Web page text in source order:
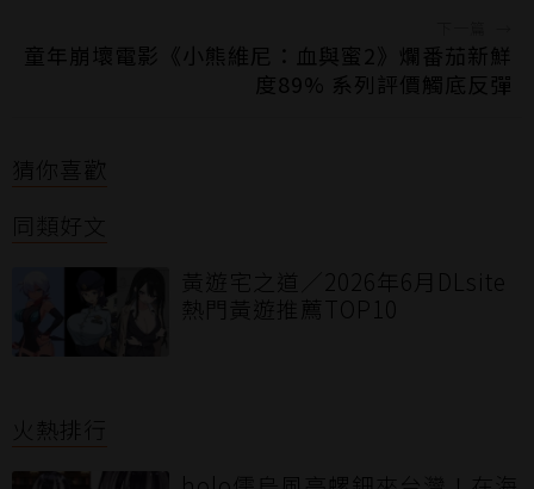
童年崩壞電影《小熊維尼：血與蜜2》爛番茄新鮮
度89% 系列評價觸底反彈
猜你喜歡
同類好文
黃遊宅之道／2026年6月DLsite
熱門黃遊推薦TOP10
火熱排行